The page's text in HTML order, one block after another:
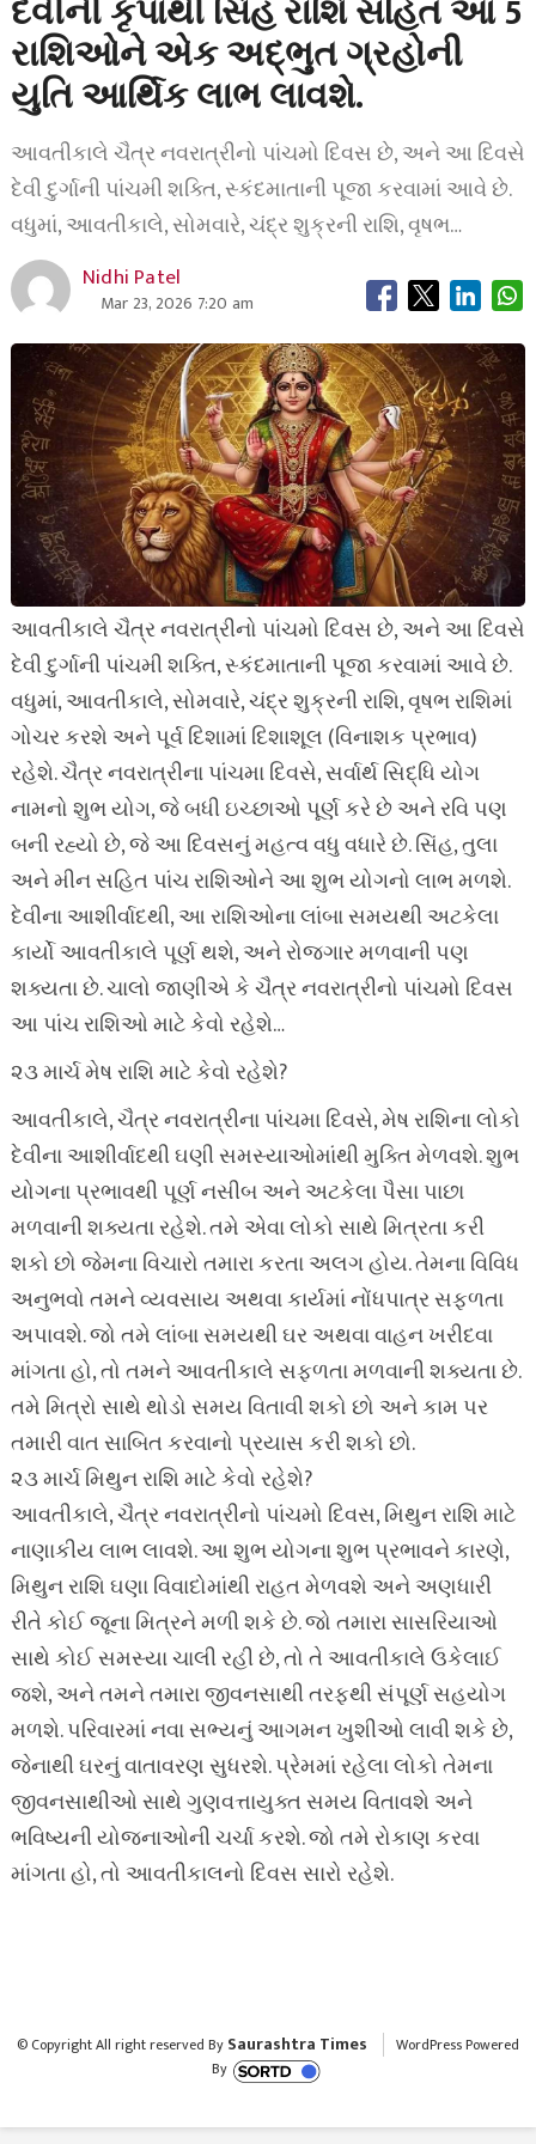
દેવીની કૃપાથી સિંહ રાશિ સહિત આ 5
રાશિઓને એક અદ્ભુત ગ્રહોની
યુતિ આર્થિક લાભ લાવશે.
આવતીકાલે ચૈત્ર નવરાત્રીનો પાંચમો દિવસ છે, અને આ દિવસે
દેવી દુર્ગાની પાંચમી શક્તિ, સ્કંદમાતાની પૂજા કરવામાં આવે છે.
વધુમાં, આવતીકાલે, સોમવારે, ચંદ્ર શુક્રની રાશિ, વૃષભ…
Nidhi Patel
Mar 23, 2026 7:20 am
આવતીકાલે ચૈત્ર નવરાત્રીનો પાંચમો દિવસ છે, અને આ દિવસે
દેવી દુર્ગાની પાંચમી શક્તિ, સ્કંદમાતાની પૂજા કરવામાં આવે છે.
વધુમાં, આવતીકાલે, સોમવારે, ચંદ્ર શુક્રની રાશિ, વૃષભ રાશિમાં
ગોચર કરશે અને પૂર્વ દિશામાં દિશાશૂલ (વિનાશક પ્રભાવ)
રહેશે. ચૈત્ર નવરાત્રીના પાંચમા દિવસે, સર્વાર્થ સિદ્ધિ યોગ
નામનો શુભ યોગ, જે બધી ઇચ્છાઓ પૂર્ણ કરે છે અને રવિ પણ
બની રહ્યો છે, જે આ દિવસનું મહત્વ વધુ વધારે છે. સિંહ, તુલા
અને મીન સહિત પાંચ રાશિઓને આ શુભ યોગનો લાભ મળશે.
દેવીના આશીર્વાદથી, આ રાશિઓના લાંબા સમયથી અટકેલા
કાર્યો આવતીકાલે પૂર્ણ થશે, અને રોજગાર મળવાની પણ
શક્યતા છે. ચાલો જાણીએ કે ચૈત્ર નવરાત્રીનો પાંચમો દિવસ
આ પાંચ રાશિઓ માટે કેવો રહેશે…
૨૩ માર્ચ મેષ રાશિ માટે કેવો રહેશે?
આવતીકાલે, ચૈત્ર નવરાત્રીના પાંચમા દિવસે, મેષ રાશિના લોકો
દેવીના આશીર્વાદથી ઘણી સમસ્યાઓમાંથી મુક્તિ મેળવશે. શુભ
યોગના પ્રભાવથી પૂર્ણ નસીબ અને અટકેલા પૈસા પાછા
મળવાની શક્યતા રહેશે. તમે એવા લોકો સાથે મિત્રતા કરી
શકો છો જેમના વિચારો તમારા કરતા અલગ હોય. તેમના વિવિધ
અનુભવો તમને વ્યવસાય અથવા કાર્યમાં નોંધપાત્ર સફળતા
અપાવશે. જો તમે લાંબા સમયથી ઘર અથવા વાહન ખરીદવા
માંગતા હો, તો તમને આવતીકાલે સફળતા મળવાની શક્યતા છે.
તમે મિત્રો સાથે થોડો સમય વિતાવી શકો છો અને કામ પર
તમારી વાત સાબિત કરવાનો પ્રયાસ કરી શકો છો.
૨૩ માર્ચ મિથુન રાશિ માટે કેવો રહેશે?
આવતીકાલે, ચૈત્ર નવરાત્રીનો પાંચમો દિવસ, મિથુન રાશિ માટે
નાણાકીય લાભ લાવશે. આ શુભ યોગના શુભ પ્રભાવને કારણે,
મિથુન રાશિ ઘણા વિવાદોમાંથી રાહત મેળવશે અને અણધારી
રીતે કોઈ જૂના મિત્રને મળી શકે છે. જો તમારા સાસરિયાઓ
સાથે કોઈ સમસ્યા ચાલી રહી છે, તો તે આવતીકાલે ઉકેલાઈ
જશે, અને તમને તમારા જીવનસાથી તરફથી સંપૂર્ણ સહયોગ
મળશે. પરિવારમાં નવા સભ્યનું આગમન ખુશીઓ લાવી શકે છે,
જેનાથી ઘરનું વાતાવરણ સુધરશે. પ્રેમમાં રહેલા લોકો તેમના
જીવનસાથીઓ સાથે ગુણવત્તાયુક્ત સમય વિતાવશે અને
ભવિષ્યની યોજનાઓની ચર્ચા કરશે. જો તમે રોકાણ કરવા
માંગતા હો, તો આવતીકાલનો દિવસ સારો રહેશે.
© Copyright All right reserved By Saurashtra Times
WordPress Powered
By